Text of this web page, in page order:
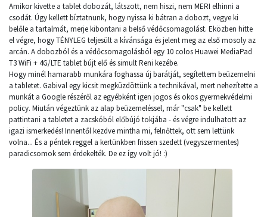
Amikor kivette a tablet dobozát, látszott, nem hiszi, nem MERI elhinni a
csodát. Úgy kellett bíztatnunk, hogy nyissa ki bátran a dobozt, vegye ki
belőle a tartalmát, merje kibontani a belső védőcsomagolást. Eközben hitte
el végre, hogy TÉNYLEG teljesült a kívánsága és jelent meg az első mosoly az
arcán. A dobozból és a védőcsomagolásból egy 10 colos Huawei MediaPad
T3 WiFi + 4G/LTE tablet bújt elő és simult Reni kezébe.
Hogy minél hamarabb munkára foghassa új barátját, segítettem beüzemelni
a tabletet. Gabival egy kicsit megküzdöttünk a technikával, mert nehezítette a
munkát a Google részéről az egyébként igen jogos és okos gyermekvédelmi
policy. Miután végeztünk az alap beüzemeléssel, már "csak" be kellett
pattintani a tabletet a zacskóból előbújó tokjába - és végre indulhatott az
igazi ismerkedés! Innentől kezdve mintha mi, felnőttek, ott sem lettünk
volna... És a péntek reggel a kertünkben frissen szedett (vegyszermentes)
paradicsomok sem érdekelték. De ez így volt jó! :)